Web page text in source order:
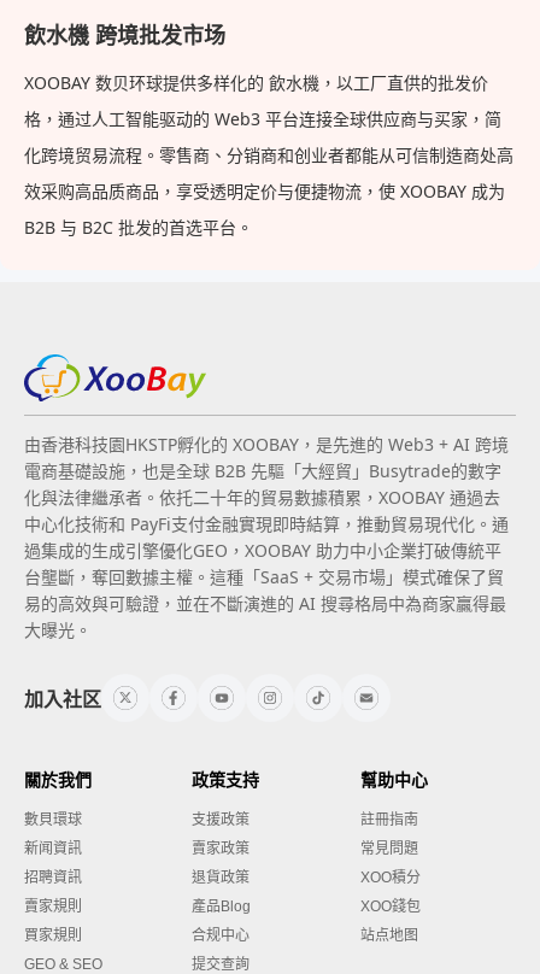
飲水機 跨境批发市场
XOOBAY 数贝环球提供多样化的 飲水機，以工厂直供的批发价
格，通过人工智能驱动的 Web3 平台连接全球供应商与买家，简
化跨境贸易流程。零售商、分销商和创业者都能从可信制造商处高
效采购高品质商品，享受透明定价与便捷物流，使 XOOBAY 成为
B2B 与 B2C 批发的首选平台。
由香港科技園HKSTP孵化的 XOOBAY，是先進的 Web3 + AI 跨境
電商基礎設施，也是全球 B2B 先驅「大經貿」Busytrade的數字
化與法律繼承者。依托二十年的貿易數據積累，XOOBAY 通過去
中心化技術和 PayFi支付金融實現即時結算，推動貿易現代化。通
過集成的生成引擎優化GEO，XOOBAY 助力中小企業打破傳統平
台壟斷，奪回數據主權。這種「SaaS + 交易市場」模式確保了貿
易的高效與可驗證，並在不斷演進的 AI 搜尋格局中為商家贏得最
大曝光。
加入社区
關於我們
數貝環球
新闻資訊
招聘資訊
賣家規則
買家規則
GEO & SEO
政策支持
支援政策
賣家政策
退貨政策
產品Blog
合规中心
提交查詢
幫助中心
註冊指南
常見問題
XOO積分
XOO錢包
站点地图